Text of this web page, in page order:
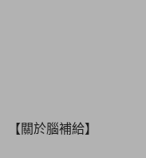
【關於腦補給】